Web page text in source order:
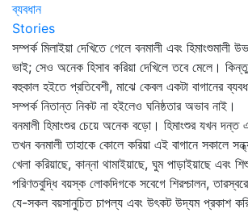
ব্যবধান
Stories
সম্পর্ক মিলাইয়া দেখিতে গেলে বনমালী এবং হিমাংশুমালী
ভাই; সেও অনেক হিসাব করিয়া দেখিলে তবে মেলে।
বহুকাল হইতে প্রতিবেশী, মাঝে কেবল একটা বাগানের
সম্পর্ক নিতান্ত নিকট না হইলেও ঘনিষ্ঠতার অভাব নাই।
বনমালী হিমাংশুর চেয়ে অনেক বড়ো। হিমাংশুর যখন দন্ত
তখন বনমালী তাহাকে কোলে করিয়া এই বাগানে সকালে
খেলা করিয়াছে, কান্না থামাইয়াছে, ঘুম পাড়াইয়াছে এবং
পরিণতবুদ্ধি বয়স্ক লোকদিগকে সবেগে শিরশ্চালন,
যে-সকল বয়সানুচিত চাপল্য এবং উৎকট উদ্যম প্রকাশ